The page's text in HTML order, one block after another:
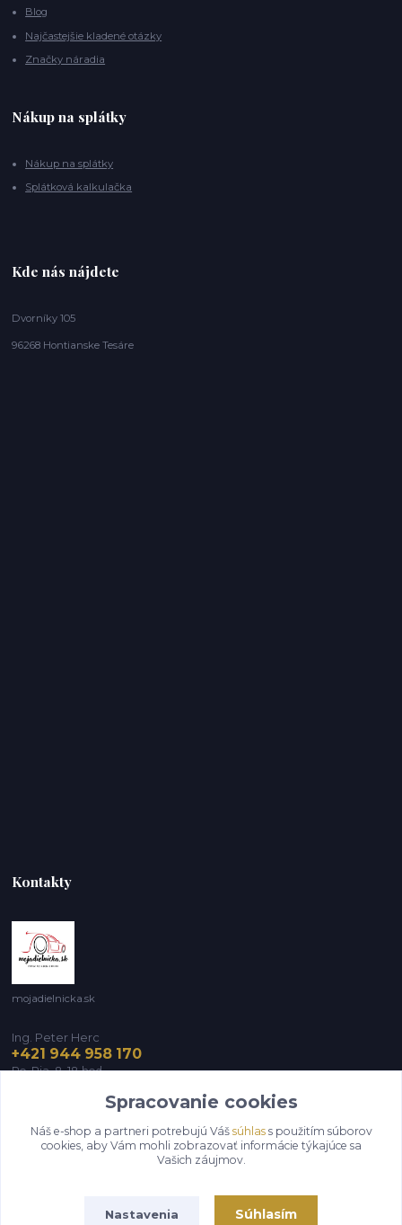
Blog
Najčastejšie kladené otázky
Značky náradia
Nákup na splátky
Nákup na splátky
Splátková kalkulačka
Kde nás nájdete
Dvorníky 105
96268 Hontianske Tesáre
Kontakty
mojadielnicka.sk
Ing. Peter Herc
+421 944 958 170
Po-Pia, 8-18 hod.
infomojadielnicka@gmail.com
Spracovanie cookies
Náš e-shop a partneri potrebujú Váš súhlass použitím súborov
cookies, aby Vám mohli zobrazovať informácie týkajúce sa
Vašich záujmov.
Nastavenia Súhlasím